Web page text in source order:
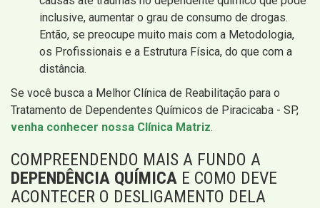
inclusive, aumentar o grau de consumo de drogas.
Então, se preocupe muito mais com a Metodologia,
os Profissionais e a Estrutura Física, do que com a
distância.
Se você busca a Melhor Clínica de Reabilitação para o
Tratamento de Dependentes Químicos de Piracicaba - SP,
venha conhecer nossa Clínica Matriz.
COMPREENDENDO MAIS A FUNDO A
DEPENDÊNCIA QUÍMICA E COMO DEVE
ACONTECER O DESLIGAMENTO DELA